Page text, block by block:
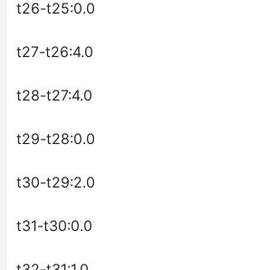
t26-t25:0.0
t27-t26:4.0
t28-t27:4.0
t29-t28:0.0
t30-t29:2.0
t31-t30:0.0